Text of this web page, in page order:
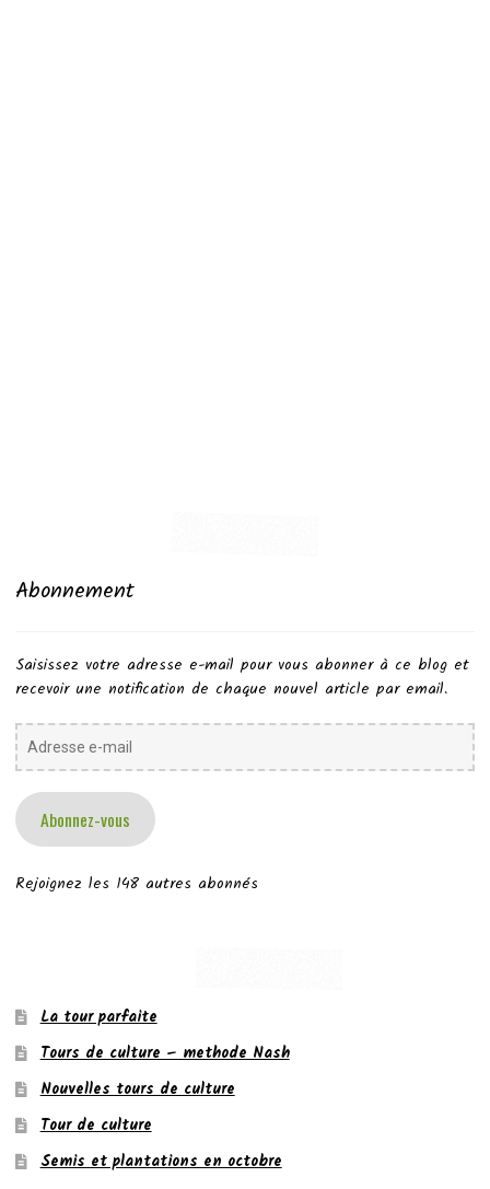
Abonnement
Saisissez votre adresse e-mail pour vous abonner à ce blog et
recevoir une notification de chaque nouvel article par email.
Adresse
e-
Abonnez-vous
Rejoignez les 148 autres abonnés
La tour parfaite
Tours de culture – methode Nash
Nouvelles tours de culture
Tour de culture
Semis et plantations en octobre